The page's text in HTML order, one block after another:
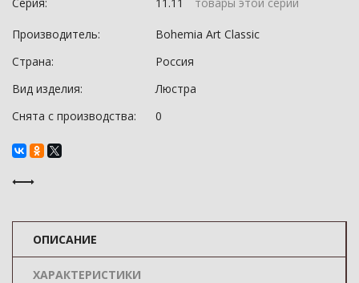
Производитель:
Bohemia Art Classic
Страна:
Россия
Вид изделия:
Люстра
Снята с производства:
0
ОПИСАНИЕ
ХАРАКТЕРИСТИКИ